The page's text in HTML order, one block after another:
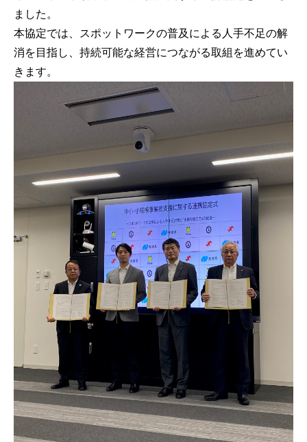
ました。
本協定では、スポットワークの普及による人手不足の解
消を目指し、持続可能な経営につながる取組を進めてい
きます。